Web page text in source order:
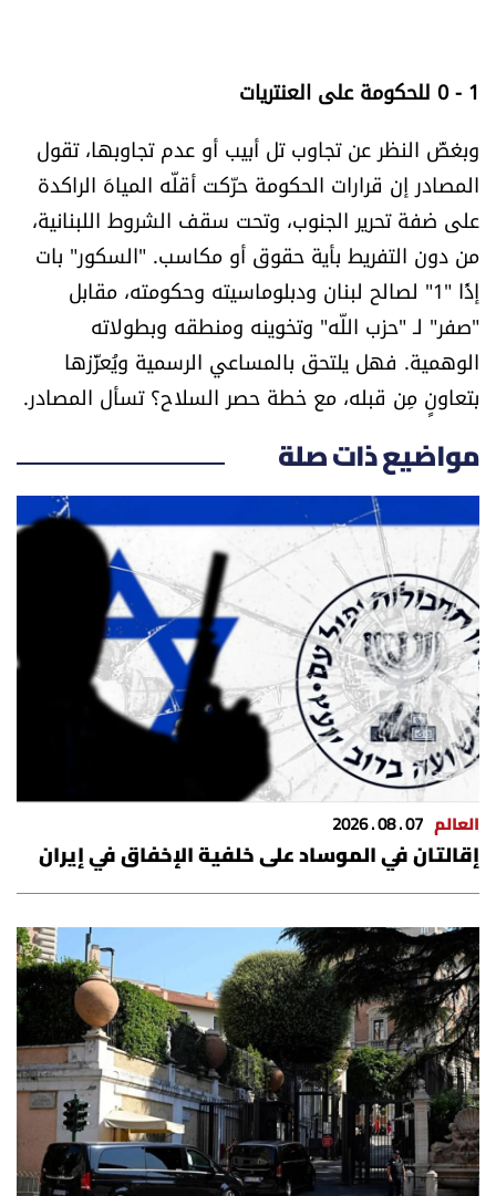
1 - 0 للحكومة على العنتريات
وبغضّ النظر عن تجاوب تل أبيب أو عدم تجاوبها، تقول
المصادر إن قرارات الحكومة حرّكت أقلّه المياهَ الراكدة
على ضفة تحرير الجنوب، وتحت سقف الشروط اللبنانية،
من دون التفريط بأية حقوق أو مكاسب. "السكور" بات
إذًا "1" لصالح لبنان ودبلوماسيته وحكومته، مقابل
"صفر" لـ "حزب اللّه" وتخوينه ومنطقه وبطولاته
الوهمية. فهل يلتحق بالمساعي الرسمية ويُعزّزها
بتعاونٍ مِن قبله، مع خطة حصر السلاح؟ تسأل المصادر.
مواضيع ذات صلة
العالم 07 . 08 . 2026
إقالتان في الموساد على خلفية الإخفاق في إيران